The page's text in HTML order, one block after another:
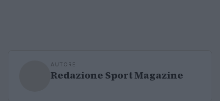
AUTORE
Redazione Sport Magazine